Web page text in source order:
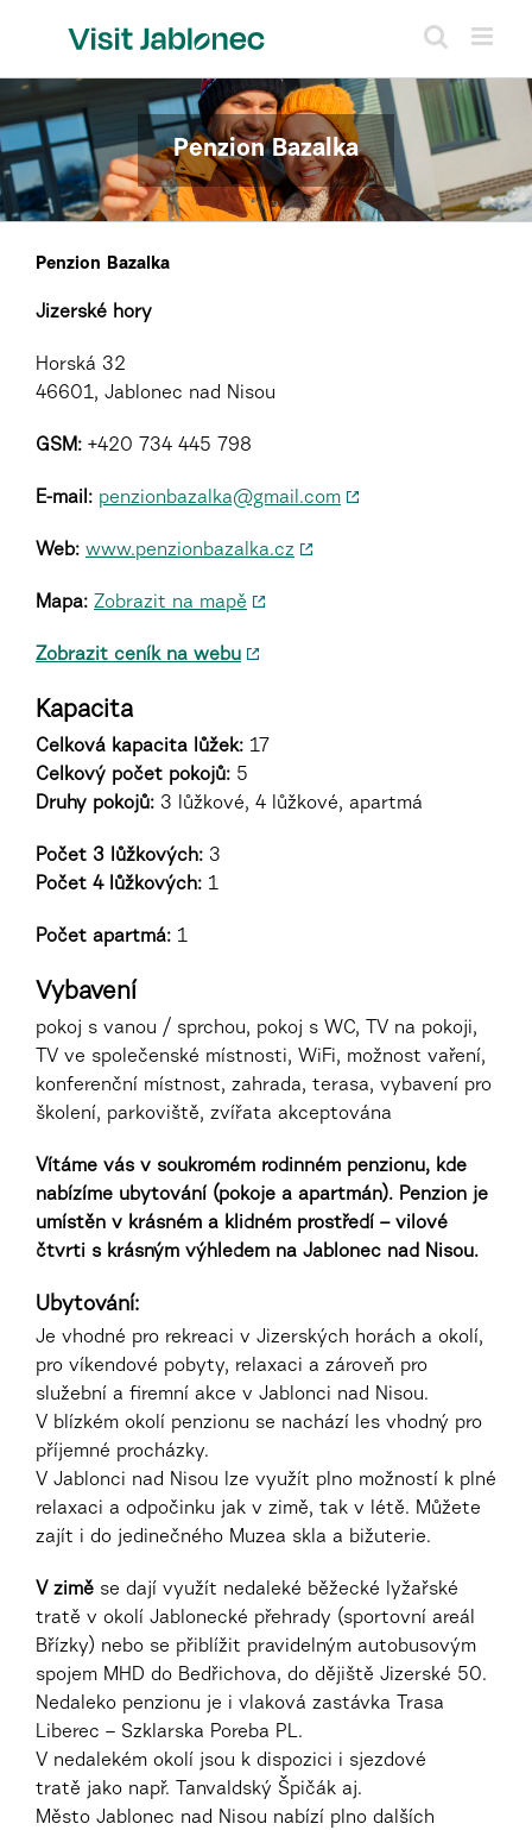
Penzion Bazalka
Penzion Bazalka
Jizerské hory
Horská 32
46601, Jablonec nad Nisou
GSM: +420 734 445 798
E-mail: penzionbazalka@gmail.com
Web: www.penzionbazalka.cz
Mapa: Zobrazit na mapě
Zobrazit ceník na webu
Kapacita
Celková kapacita lůžek: 17
Celkový počet pokojů: 5
Druhy pokojů: 3 lůžkové, 4 lůžkové, apartmá
Počet 3 lůžkových: 3
Počet 4 lůžkových: 1
Počet apartmá: 1
Vybavení
pokoj s vanou / sprchou, pokoj s WC, TV na pokoji,
TV ve společenské místnosti, WiFi, možnost vaření,
konferenční místnost, zahrada, terasa, vybavení pro
školení, parkoviště, zvířata akceptována
Vítáme vás v soukromém rodinném penzionu, kde
nabízíme ubytování (pokoje a apartmán). Penzion je
umístěn v krásném a klidném prostředí – vilové
čtvrti s krásným výhledem na Jablonec nad Nisou.
Ubytování:
Je vhodné pro rekreaci v Jizerských horách a okolí,
pro víkendové pobyty, relaxaci a zároveň pro
služební a firemní akce v Jablonci nad Nisou.
V blízkém okolí penzionu se nachází les vhodný pro
příjemné procházky.
V Jablonci nad Nisou lze využít plno možností k plné
relaxaci a odpočinku jak v zimě, tak v létě. Můžete
zajít i do jedinečného Muzea skla a bižuterie.
V zimě se dají využít nedaleké běžecké lyžařské
tratě v okolí Jablonecké přehrady (sportovní areál
Břízky) nebo se přiblížit pravidelným autobusovým
spojem MHD do Bedřichova, do dějiště Jizerské 50.
Nedaleko penzionu je i vlaková zastávka Trasa
Liberec – Szklarska Poreba PL.
V nedalekém okolí jsou k dispozici i sjezdové
tratě jako např. Tanvaldský Špičák aj.
Město Jablonec nad Nisou nabízí plno dalších